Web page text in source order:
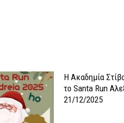
Η Ακαδημία
το Santa Run
21/12/2025